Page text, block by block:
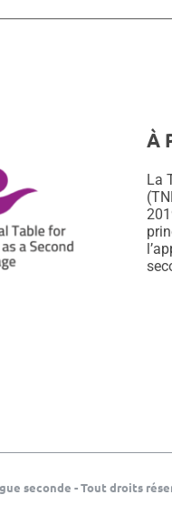
À
La
seconde - Tout droits